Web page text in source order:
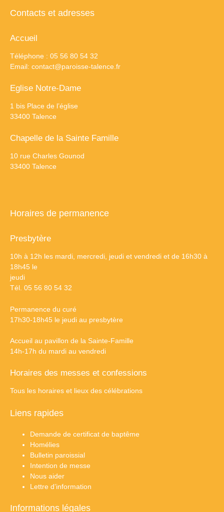
Contacts et adresses
Accueil
Téléphone : 05 56 80 54 32
Email: contact@paroisse-talence.fr
Eglise Notre-Dame
1 bis Place de l’église
33400 Talence
Chapelle de la Sainte Famille
10 rue Charles Gounod
33400 Talence
Horaires de permanence
Presbytère
10h à 12h les mardi, mercredi, jeudi et vendredi et de 16h30 à
18h45 le
jeudi
Tél. 05 56 80 54 32
Permanence du curé
17h30-18h45 le jeudi au presbytère
Accueil au pavillon de la Sainte-Famille
14h-17h du mardi au vendredi
Horaires des messes et confessions
Tous les horaires et lieux des célébrations
Liens rapides
Demande de certificat de baptême
Homélies
Bulletin paroissial
Intention de messe
Nous aider
Lettre d’information
Informations légales